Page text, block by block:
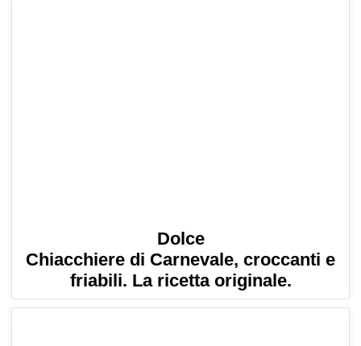
Dolce
Chiacchiere di Carnevale, croccanti e
friabili. La ricetta originale.